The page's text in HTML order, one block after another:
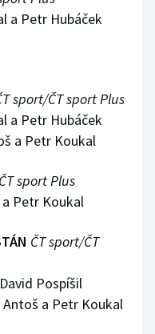
a Petr Hubáček
sport/ČT sport Plus
a Petr Hubáček
a Petr Koukal
ČT sport Plus
Petr Koukal
ČT sport/ČT
Pospíšil
a Petr Koukal